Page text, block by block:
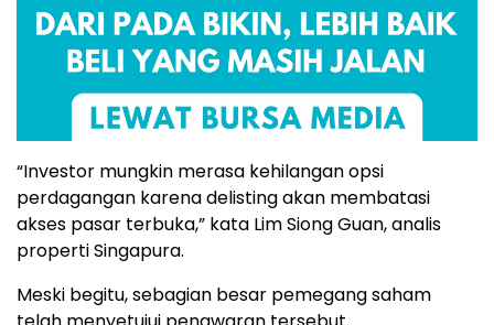
“Investor mungkin merasa kehilangan opsi
perdagangan karena delisting akan membatasi
akses pasar terbuka,” kata Lim Siong Guan, analis
properti Singapura.
Meski begitu, sebagian besar pemegang saham